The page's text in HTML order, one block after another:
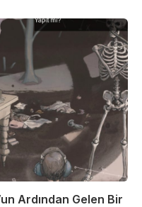
Ardından Gelen Bir